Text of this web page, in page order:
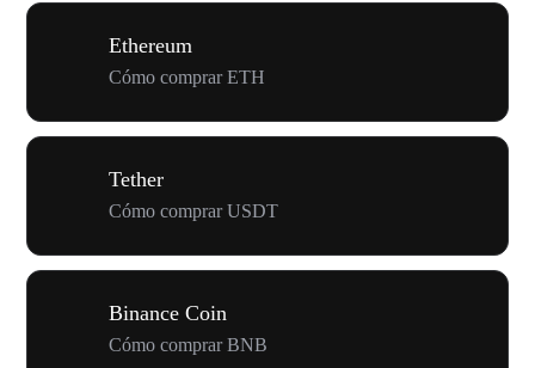
Ethereum
Cómo comprar ETH
Tether
Cómo comprar USDT
Binance Coin
Cómo comprar BNB